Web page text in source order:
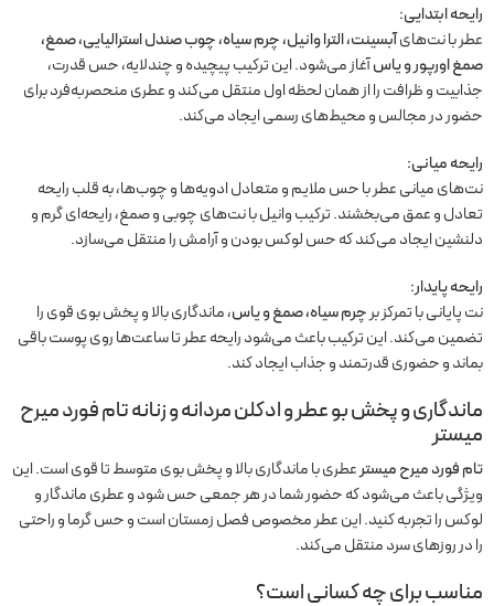
رایحه ابتدایی:
عطر با نت‌هایآبسینت، الترا وانیل، چرم سیاه، چوب صندل استرالیایی، صمغ،
صمغ اورپور و یاسآغاز می‌شود. این ترکیب پیچیده و چندلایه، حس قدرت،
جذابیت و ظرافت را از همان لحظه اول منتقل می‌کند و عطری منحصربه‌فرد برای
حضور در مجالس و محیط‌های رسمی ایجاد می‌کند.
رایحه میانی:
نت‌های میانی عطر با حس ملایم و متعادل ادویه‌ها و چوب‌ها، به قلب رایحه
تعادل و عمق می‌بخشند. ترکیب وانیل با نت‌های چوبی و صمغ، رایحه‌ای گرم و
دلنشین ایجاد می‌کند که حس لوکس بودن و آرامش را منتقل می‌سازد.
رایحه پایدار:
نت پایانی با تمرکز برچرم سیاه، صمغ و یاس، ماندگاری بالا و پخش بوی قوی را
تضمین می‌کند. این ترکیب باعث می‌شود رایحه عطر تا ساعت‌ها روی پوست باقی
بماند و حضوری قدرتمند و جذاب ایجاد کند.
ماندگاری و پخش بو عطر و ادکلن مردانه و زنانه تام فورد میرح
میستر
تام فورد میرح میسترعطری با ماندگاری بالا و پخش بوی متوسط تا قوی است. این
ویژگی باعث می‌شود که حضور شما در هر جمعی حس شود و عطری ماندگار و
لوکس را تجربه کنید. این عطر مخصوص فصل زمستان است و حس گرما و راحتی
را در روزهای سرد منتقل می‌کند.
مناسب برای چه کسانی است؟